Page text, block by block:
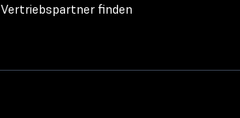
Vertriebspartner finden